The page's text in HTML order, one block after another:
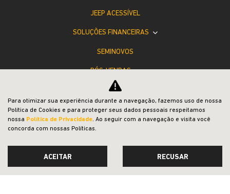
JEEP ACESSÍVEL
SOLUÇÕES FINANCEIRAS
SEMINOVOS
PÓS-VENDAS
INSTITUCIONAL
COMPARATIVO
Para otimizar sua experiência durante a navegação, fazemos uso de nossa
Política de Cookies e para proteger seus dados pessoais respeitamos
nossa Política de Privacidade. Ao seguir com a navegação e visita você
concorda com nossas Políticas.
ACEITAR RECUSAR